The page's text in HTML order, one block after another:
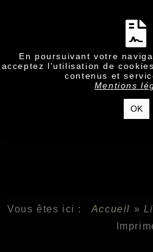
En poursuivant votre
acceptez l'utilisation de
contenus et
Mentions
OK
Vous êtes ici : Accueil »